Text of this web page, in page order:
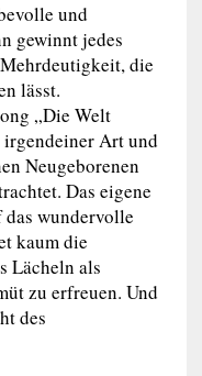
und
gewinnt jedes
die
lässt.
„Die Welt
Art und
Neugeborenen
Das eigene
wundervolle
kaum die
Lächeln als
zu erfreuen. Und
des